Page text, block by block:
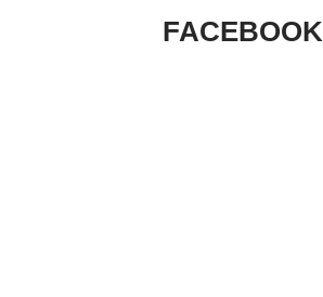
FACEBOOK